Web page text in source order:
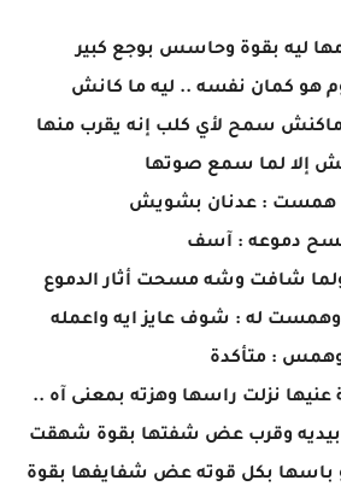
ليه بقوة وحاسس بوجع كبير
هو كمان نفسه .. ليه ما كانش
سمح لأي كلب إنه يقرب منها
إلا لما سمع صوتها
همست : عدنان بشويش
دموعه : آسف
شافت وشه مسحت أثار الدموع
له : شوف عايز ايه واعمله
: متأكدة
نزلت راسها وهزته بمعنى آه ..
وقرب عض شفتها بقوة شهقت
باسها بكل قوته عض شفايفها بقوة